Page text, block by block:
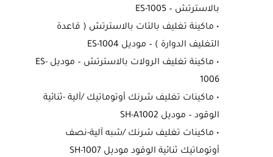
بالاسترتش – ES-1005
• ماكينة تغليف بالتات بالاسترتش ( قاعدة
التغليف الدوارة ) – موديل ES-1004
• ماكينة تغليف الرولات بالاسترتش – موديل ES-
1006
• ماكينات تغليف شرنك أوتوماتيك /آلية -ثنائية
الوقود – موديل SH-A1002
• ماكينات تغليف شرنك /شبه آلية-نصف
أوتوماتيك ثنائية الوقود موديل SH-1007